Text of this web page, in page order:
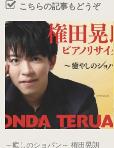
ゴールド・シルバー系
その他のカラー
ヒールの高さから選ぶ
ヒールの高いピアノシューズ
ヒールの低いピアノシューズ
こちらの記事もどうぞ
～癒しのショパン～ 権田晃朗